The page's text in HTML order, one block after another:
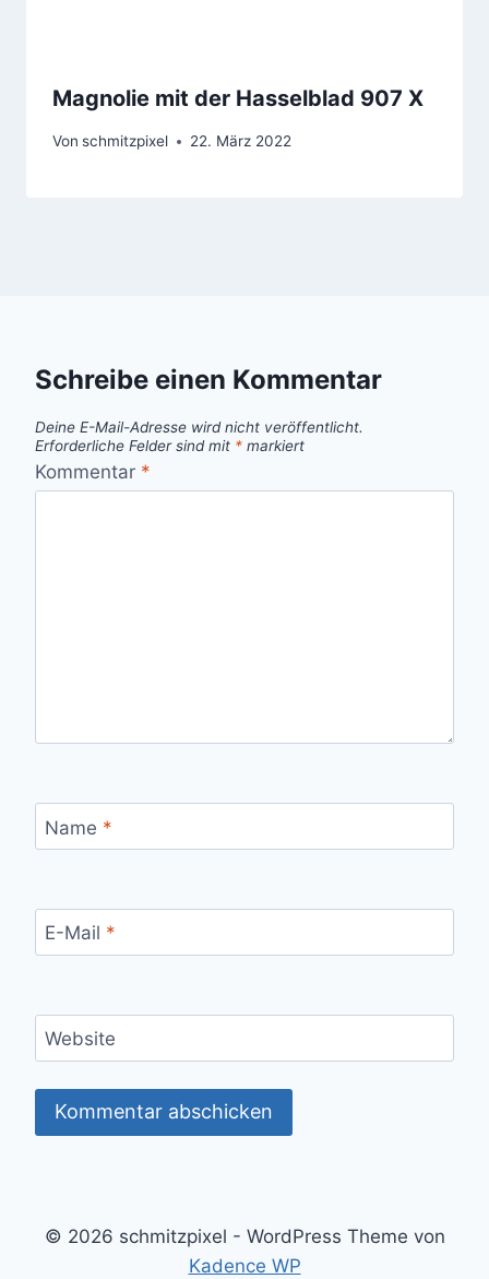
Magnolie mit der Hasselblad 907 X
Von schmitzpixel 22. März 2022
Schreibe einen Kommentar
Deine E-Mail-Adresse wird nicht veröffentlicht.
Erforderliche Felder sind mit * markiert
Kommentar *
Name *
E-Mail *
Website
© 2026 schmitzpixel - WordPress Theme von
Kadence WP